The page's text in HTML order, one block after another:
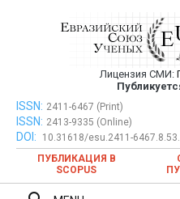
публикация
ежемесячном
Лицензия СМИ:
Евразийский Союз Ученых
ежемесячном
ISSN: 2411-6467 (Print)
ISSN: 2413-9335 (Online)
DOI:
10.31618/esu.2411-
ПУБЛИКАЦИЯ В
SCOPUS